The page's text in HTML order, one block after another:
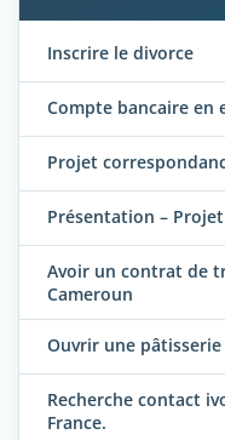
Inscrire le divorce
Compte bancaire en
Projet
Présentation –
Avoir un contrat de
Cameroun
Ouvrir une pâtisserie
Recherche contact
France.